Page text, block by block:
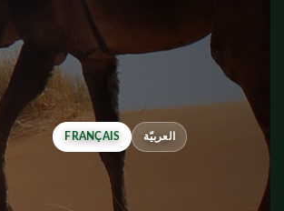
FRANÇAIS العربيّة